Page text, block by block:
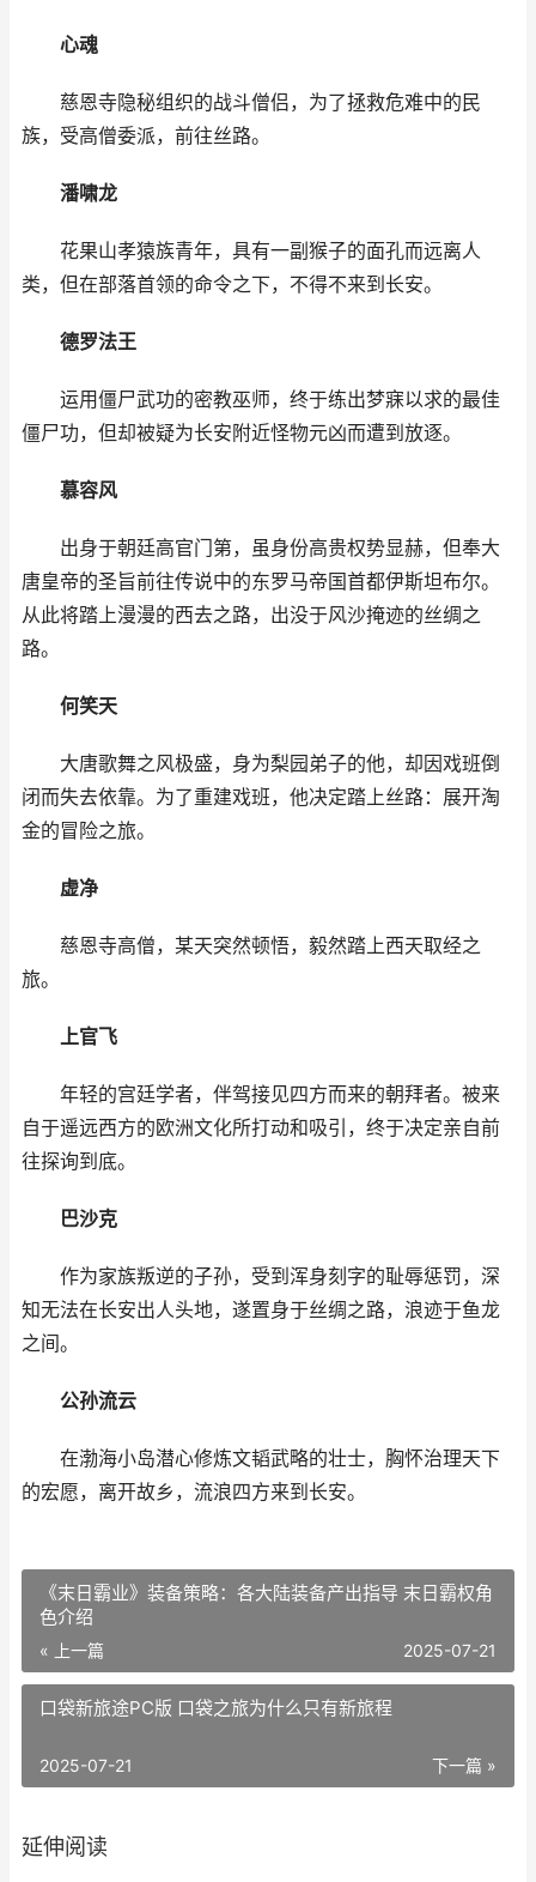
心魂
慈恩寺隐秘组织的战斗僧侣，为了拯救危难中的民
族，受高僧委派，前往丝路。
潘啸龙
花果山孝猿族青年，具有一副猴子的面孔而远离人
类，但在部落首领的命令之下，不得不来到长安。
德罗法王
运用僵尸武功的密教巫师，终于练出梦寐以求的最佳
僵尸功，但却被疑为长安附近怪物元凶而遭到放逐。
慕容风
出身于朝廷高官门第，虽身份高贵权势显赫，但奉大
唐皇帝的圣旨前往传说中的东罗马帝国首都伊斯坦布尔。
从此将踏上漫漫的西去之路，出没于风沙掩迹的丝绸之
路。
何笑天
大唐歌舞之风极盛，身为梨园弟子的他，却因戏班倒
闭而失去依靠。为了重建戏班，他决定踏上丝路：展开淘
金的冒险之旅。
虚净
慈恩寺高僧，某天突然顿悟，毅然踏上西天取经之
旅。
上官飞
年轻的宫廷学者，伴驾接见四方而来的朝拜者。被来
自于遥远西方的欧洲文化所打动和吸引，终于决定亲自前
往探询到底。
巴沙克
作为家族叛逆的子孙，受到浑身刻字的耻辱惩罚，深
知无法在长安出人头地，遂置身于丝绸之路，浪迹于鱼龙
之间。
公孙流云
在渤海小岛潜心修炼文韬武略的壮士，胸怀治理天下
的宏愿，离开故乡，流浪四方来到长安。
《末日霸业》装备策略：各大陆装备产出指导 末日霸权角
色介绍
« 上一篇 2025-07-21
口袋新旅途PC版 口袋之旅为什么只有新旅程
下一篇 »
2025-07-21
延伸阅读